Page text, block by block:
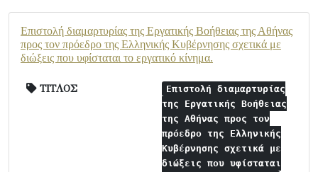
Επιστολή διαμαρτυρίας της Εργατικής Βοήθειας της Αθήνας
προς τον πρόεδρο της Ελληνικής Κυβέρνησης σχετικά με
διώξεις που υφίσταται το εργατικό κίνημα.
ΤΙΤΛΟΣ
Επιστολή διαμαρτυρίας
της Εργατικής Βοήθειας
της Αθήνας προς τον
πρόεδρο της Ελληνικής
Κυβέρνησης σχετικά με
διώξεις που υφίσταται